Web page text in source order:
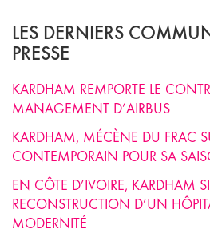
LES DERNIERS
PRESSE
KARDHAM REMPORTE LE
MANAGEMENT D’AIRBUS
KARDHAM, MÉCÈNE DU FRAC
CONTEMPORAIN POUR SA
EN CÔTE D’IVOIRE, KARDHAM
RECONSTRUCTION D’UN
MODERNITÉ